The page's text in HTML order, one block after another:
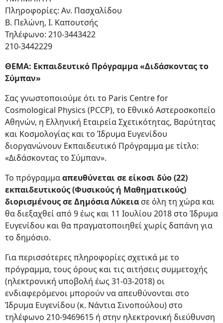
Πληροφορίες: Αν. Πασχαλίδου
Β. Πελώνη, Ι. Καπουτσής
Τηλέφωνο: 210-3443422
210-3442229
ΘΕΜΑ: Εκπαιδευτικό Πρόγραμμα «Διδάσκοντας το
Σύμπαν»
Σας γνωστοποιούμε ότι το Paris Centre for
Cosmological Physics (PCCP), το Εθνικό Αστεροσκοπείο
Αθηνών, η Ελληνική Εταιρεία Σχετικότητας, Βαρύτητας
και Κοσμολογίας και το Ίδρυμα Ευγενίδου
διοργανώνουν Εκπαιδευτικό Πρόγραμμα με τίτλο:
«Διδάσκοντας το Σύμπαν».
Το πρόγραμμααπευθύνεται σε είκοσι δύο (22)
εκπαιδευτικούς (Φυσικούς ή Μαθηματικούς)
διορισμένους σε Δημόσια Λύκεια σε όλη τη χώρα και
θα διεξαχθεί από 9 έως και 11 Ιουλίου 2018 στο Ίδρυμα
Ευγενίδου και θα πραγματοποιηθεί χωρίς δαπάνη για
το δημόσιο.
Για περισσότερες πληροφορίες σχετικά με το
πρόγραμμα, τους όρους και τις αιτήσεις συμμετοχής
(ηλεκτρονική υποβολή έως 31-03-2018) οι
ενδιαφερόμενοι μπορούν να απευθύνονται στο
Ίδρυμα Ευγενίδου (κ. Νάντια Σινοπούλου) στο
τηλέφωνο 210-9469615 ή στην ηλεκτρονική διεύθυνση